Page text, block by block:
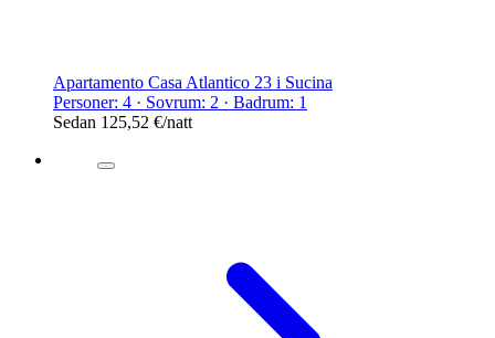
Apartamento Casa Atlantico 23 i Sucina
Personer: 4 · Sovrum: 2 · Badrum: 1
Sedan 125,52 €/natt